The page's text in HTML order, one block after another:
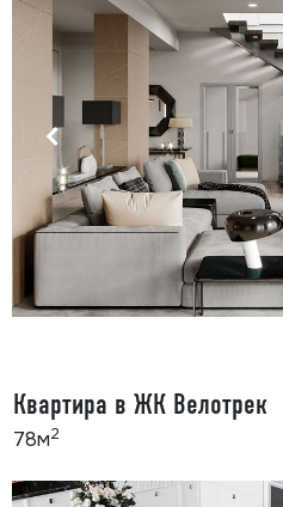
78м2
Квартира в ЖК Велотрек